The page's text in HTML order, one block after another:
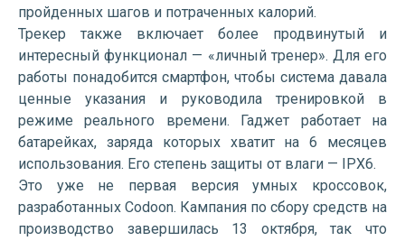
пройденных шагов и потраченных калорий.
Трекер также включает более продвинутый и
интересный функционал — «личный тренер». Для его
работы понадобится смартфон, чтобы система давала
ценные указания и руководила тренировкой в
режиме реального времени. Гаджет работает на
батарейках, заряда которых хватит на 6 месяцев
использования. Его степень защиты от влаги — IPX6.
Это уже не первая версия умных кроссовок,
разработанных Codoon. Кампания по сбору средств на
производство завершилась 13 октября, так что